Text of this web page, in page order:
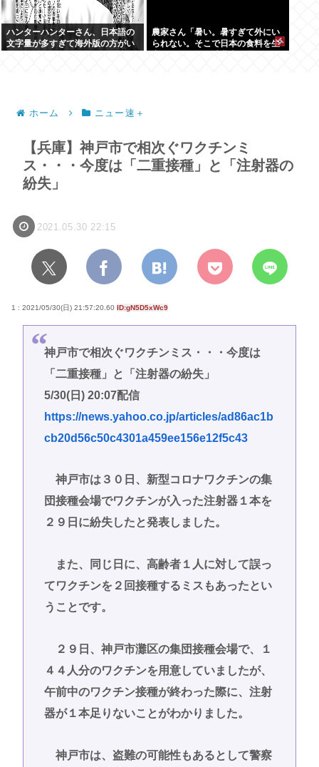
ハンターハンターさん、日本語の
文字量が多すぎて海外版の方がい
農家さん「暑い。暑すぎて外にい
られない。そこで日本の食料を生
ホーム ニュー速＋
【兵庫】神戸市で相次ぐワクチンミ
ス・・・今度は「二重接種」と「注射器の
紛失」
2021.05.30 22:15
1 : 2021/05/30(日) 21:57:20.60 ID:gN5D5xWc9
神戸市で相次ぐワクチンミス・・・今度は
「二重接種」と「注射器の紛失」
5/30(日) 20:07配信
https://news.yahoo.co.jp/articles/ad86ac1b
cb20d56c50c4301a459ee156e12f5c43
神戸市は３０日、新型コロナワクチンの集
団接種会場でワクチンが入った注射器１本を
２９日に紛失したと発表しました。
また、同じ日に、高齢者１人に対して誤っ
てワクチンを２回接種するミスもあったとい
うことです。
２９日、神戸市灘区の集団接種会場で、１
４４人分のワクチンを用意していましたが、
午前中のワクチン接種が終わった際に、注射
器が１本足りないことがわかりました。
神戸市は、盗難の可能性もあるとして警察